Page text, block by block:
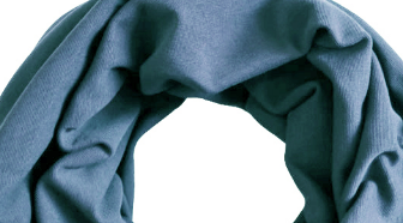
Impressum